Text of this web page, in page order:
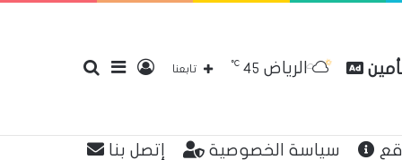
إضافة
تسجيل تابعنا الرياض 45
℃
سياسة الخصوصية إتصل بنا